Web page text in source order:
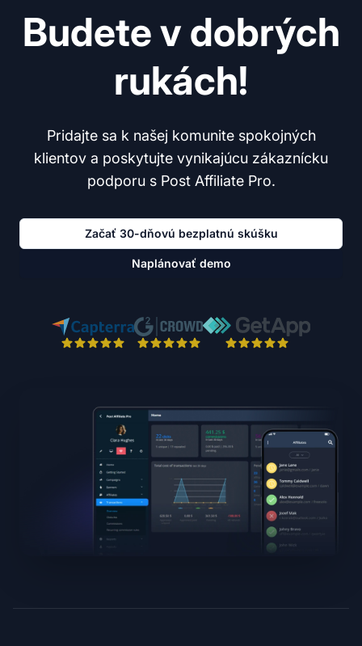
Budete v dobrých
rukách!
Pridajte sa k našej komunite spokojných
klientov a poskytujte vynikajúcu zákaznícku
podporu s Post Affiliate Pro.
Začať 30-dňovú bezplatnú skúšku
Naplánovať demo